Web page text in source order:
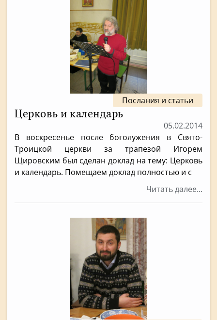
Послания и статьи
Церковь и календарь
05.02.2014
В воскресенье после боголужения в Свято-
Троицкой церкви за трапезой Игорем
Щировским был сделан доклад на тему: Церковь
и календарь. Помещаем доклад полностью и с
Читать далее...